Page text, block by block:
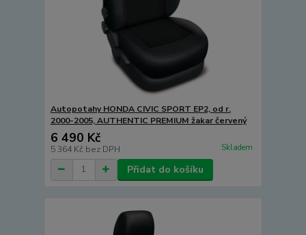
Autopotahy HONDA CIVIC SPORT EP2, od r.
2000-2005, AUTHENTIC PREMIUM žakar červený
6 490 Kč
5 364 Kč bez DPH Skladem
Přidat do košíku